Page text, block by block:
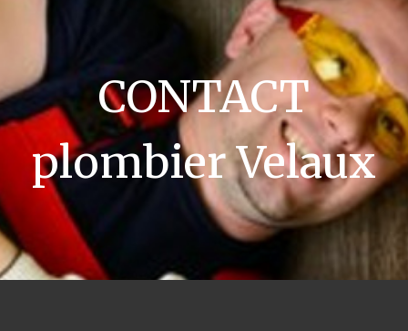
CONTACT
plombier Velaux